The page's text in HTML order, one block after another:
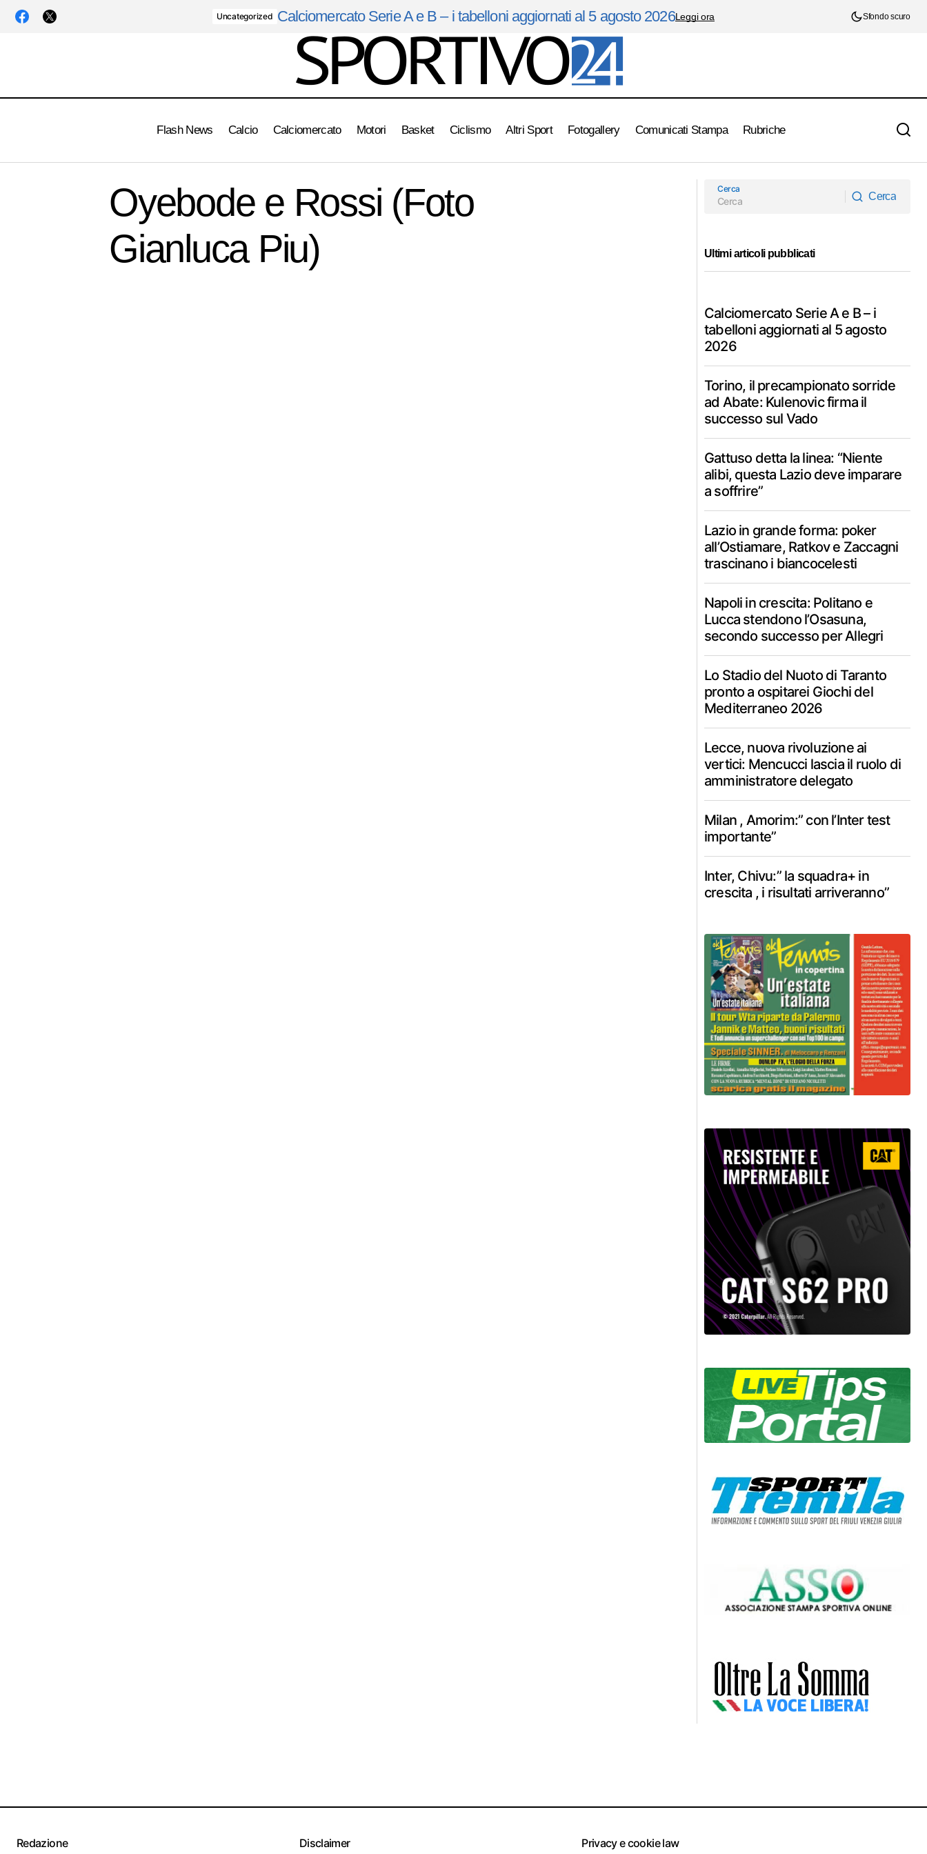
Uncategorized Calciomercato Serie A e B – i tabelloni aggiornati al 5 agosto 2026Leggi ora Sfondo scuro
Flash News Calcio Calciomercato Motori Basket Ciclismo Altri Sport Fotogallery Comunicati Stampa Rubriche
Oyebode e Rossi (Foto
Gianluca Piu)
Cerca
Cerca
Ultimi articoli pubblicati
Calciomercato Serie A e B – i
tabelloni aggiornati al 5 agosto
2026
Torino, il precampionato sorride
ad Abate: Kulenovic firma il
successo sul Vado
Gattuso detta la linea: “Niente
alibi, questa Lazio deve imparare
a soffrire”
Lazio in grande forma: poker
all’Ostiamare, Ratkov e Zaccagni
trascinano i biancocelesti
Napoli in crescita: Politano e
Lucca stendono l’Osasuna,
secondo successo per Allegri
Lo Stadio del Nuoto di Taranto
pronto a ospitarei Giochi del
Mediterraneo 2026
Lecce, nuova rivoluzione ai
vertici: Mencucci lascia il ruolo di
amministratore delegato
Milan , Amorim:” con l’Inter test
importante”
Inter, Chivu:” la squadra+ in
crescita , i risultati arriveranno”
Redazione Disclaimer Privacy e cookie law